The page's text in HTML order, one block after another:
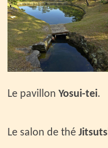
Le pavillon Yosui-tei.
Le salon de thé